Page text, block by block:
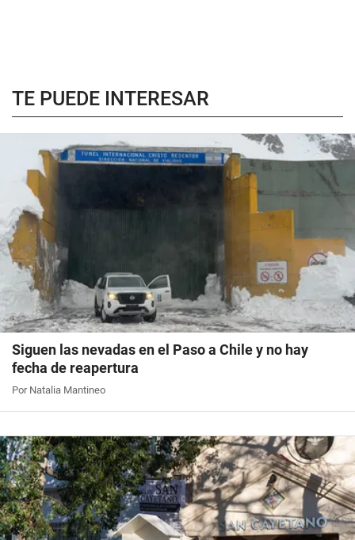
TE PUEDE INTERESAR
Siguen las nevadas en el Paso a Chile y no hay
fecha de reapertura
Por Natalia Mantineo